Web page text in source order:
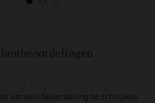
om een beoordeling te schrijven